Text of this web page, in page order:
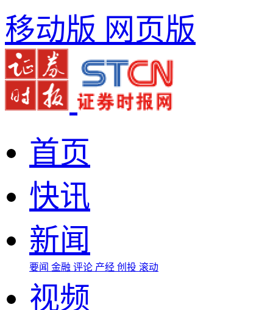
移动版 网页版
首页
快讯
新闻
要闻 金融 评论 产经 创投 滚动
视频